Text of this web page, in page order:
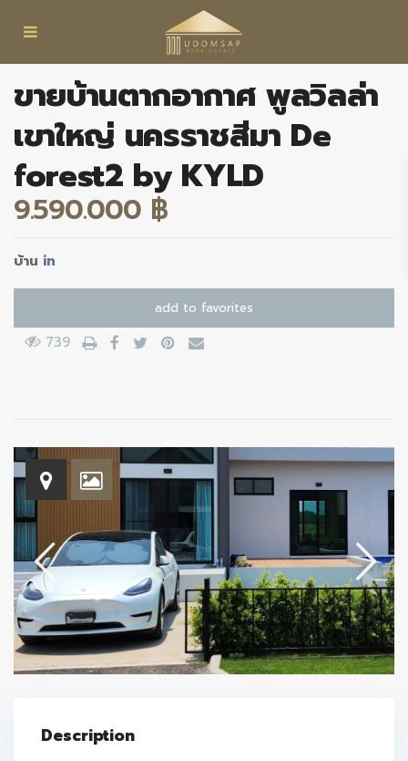
ขายบ้านตากอากาศ พูลวิลล่า
เขาใหญ่ นครราชสีมา De
forest2 by KYLD
9.590.000 ฿
บ้าน in
add to favorites
739
Description